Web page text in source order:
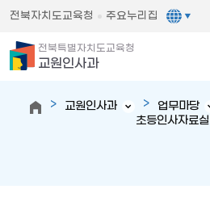
전북자치도교육청 주요누리집
전북특별자치도교육청
교원인사과
교원인사과 업무마당
초등인사자료실